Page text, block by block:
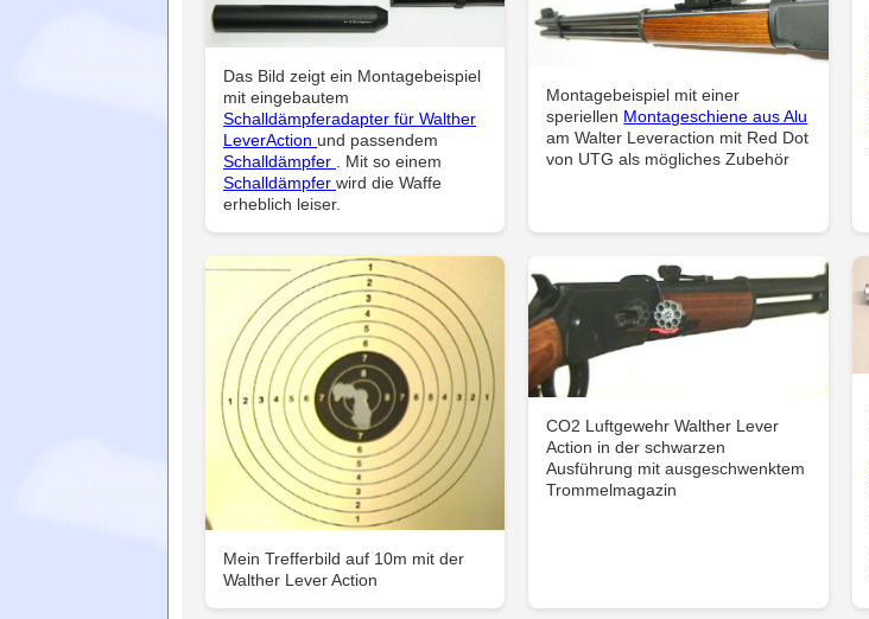
Das Bild zeigt ein Montagebeispiel
mit eingebautem
Schalldämpferadapter für Walther
LeverAction und passendem
Schalldämpfer
. Mit so einem
Schalldämpfer wird die Waffe
erheblich leiser.
Montagebeispiel mit einer
speriellen Montageschiene aus Alu
am Walter Leveraction mit Red Dot
von UTG als mögliches Zubehör
Mein Trefferbild auf 10m mit der
Walther Lever Action
CO2 Luftgewehr Walther Lever
Action in der schwarzen
Ausführung mit ausgeschwenktem
Trommelmagazin